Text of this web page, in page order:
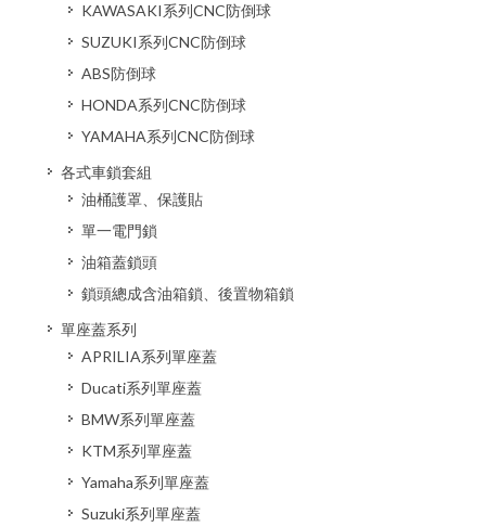
KAWASAKI系列CNC防倒球
SUZUKI系列CNC防倒球
ABS防倒球
HONDA系列CNC防倒球
YAMAHA系列CNC防倒球
各式車鎖套組
油桶護罩、保護貼
單一電門鎖
油箱蓋鎖頭
鎖頭總成含油箱鎖、後置物箱鎖
單座蓋系列
APRILIA系列單座蓋
Ducati系列單座蓋
BMW系列單座蓋
KTM系列單座蓋
Yamaha系列單座蓋
Suzuki系列單座蓋